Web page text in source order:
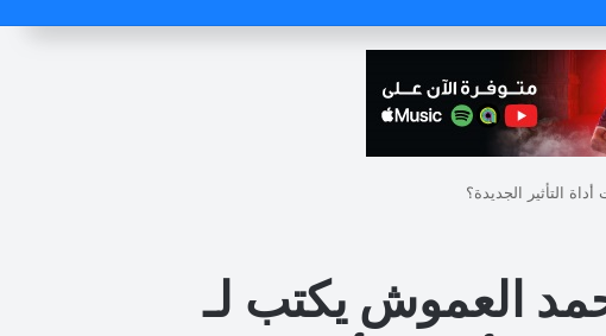
التأثير الجديدة؟
العموش يكتب لـ